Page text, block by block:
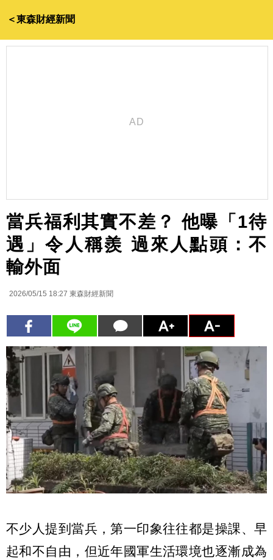
＜東森財經新聞
當兵福利其實不差？ 他曝「1待
遇」令人稱羨 過來人點頭：不
輸外面
2026/05/15 18:27 東森財經新聞
不少人提到當兵，第一印象往往都是操課、早
起和不自由，但近年國軍生活環境也逐漸成為